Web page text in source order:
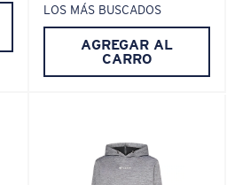
LOS MÁS BUSCADOS
AGREGAR AL
CARRO